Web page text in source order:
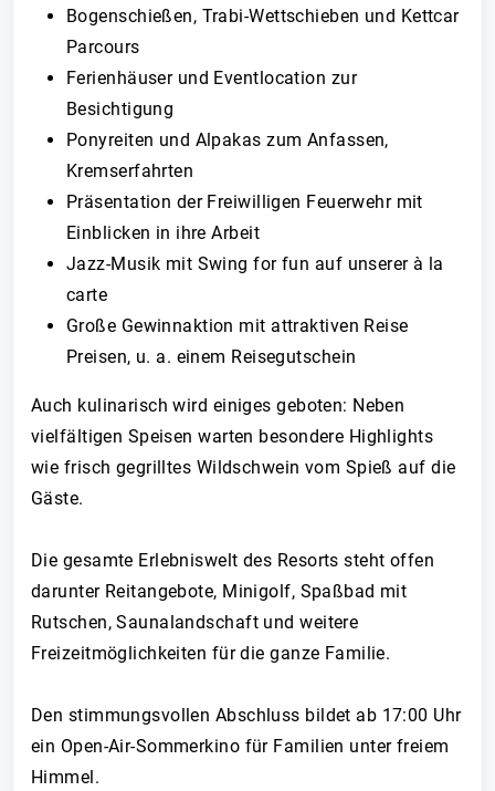
Bogenschießen, Trabi-Wettschieben und Kettcar
Parcours
Ferienhäuser und Eventlocation zur
Besichtigung
Ponyreiten und Alpakas zum Anfassen,
Kremserfahrten
Präsentation der Freiwilligen Feuerwehr mit
Einblicken in ihre Arbeit
Jazz-Musik mit Swing for fun auf unserer à la
carte
Große Gewinnaktion mit attraktiven Reise
Preisen, u. a. einem Reisegutschein
Auch kulinarisch wird einiges geboten: Neben
vielfältigen Speisen warten besondere Highlights
wie frisch gegrilltes Wildschwein vom Spieß auf die
Gäste.
Die gesamte Erlebniswelt des Resorts steht offen
darunter Reitangebote, Minigolf, Spaßbad mit
Rutschen, Saunalandschaft und weitere
Freizeitmöglichkeiten für die ganze Familie.
Den stimmungsvollen Abschluss bildet ab 17:00 Uhr
ein Open-Air-Sommerkino für Familien unter freiem
Himmel.